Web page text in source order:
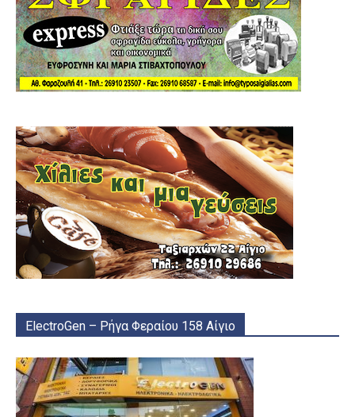
ElectroGen – Ρήγα Φεραίου 158 Αίγιο